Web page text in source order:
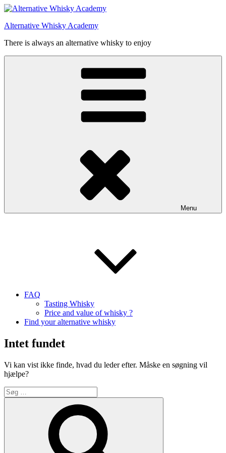
Videre
indhold
Alternative Whisky Academy
There is always an alternative whisky to enjoy
Menu
FAQ
Tasting Whisky
Price and value of whisky ?
Find your alternative whisky
Intet fundet
Vi kan vist ikke finde, hvad du leder efter. Måske en søgning vil
hjælpe?
Søg
efter: